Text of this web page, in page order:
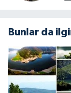
Bunlar da